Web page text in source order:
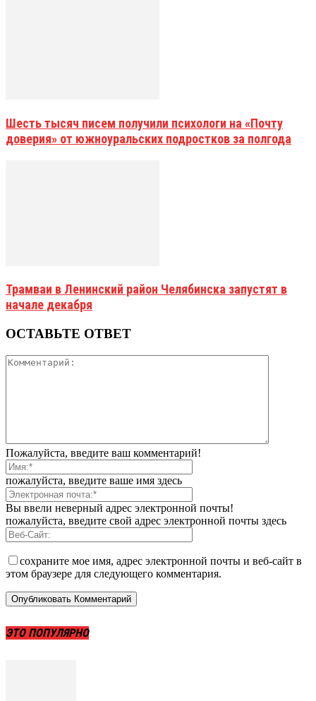
Шесть тысяч писем получили психологи на «Почту
доверия» от южноуральских подростков за полгода
Трамваи в Ленинский район Челябинска запустят в
начале декабря
ОСТАВЬТЕ ОТВЕТ
Пожалуйста, введите ваш комментарий!
пожалуйста, введите ваше имя здесь
Вы ввели неверный адрес электронной почты!
пожалуйста, введите свой адрес электронной почты здесь
сохраните мое имя, адрес электронной почты и веб-сайт в
этом браузере для следующего комментария.
ЭТО ПОПУЛЯРНО